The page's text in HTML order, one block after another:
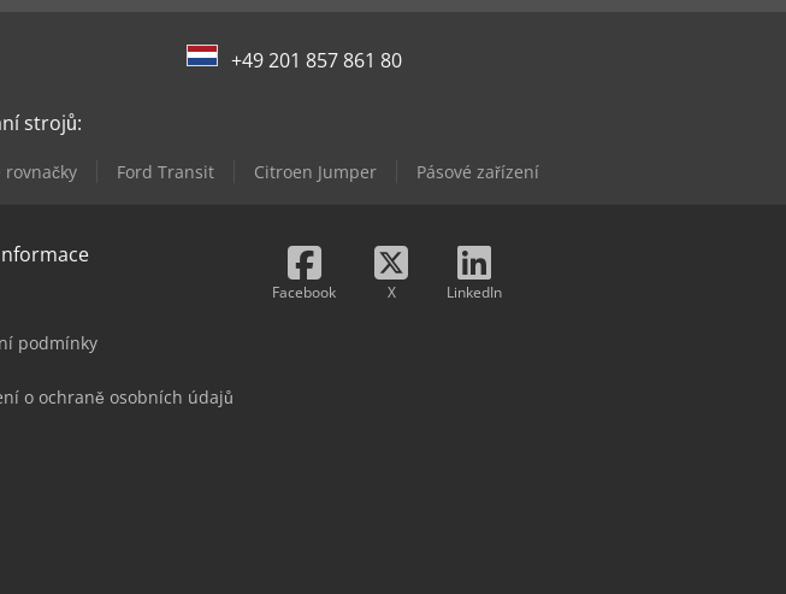
+49 201 857 861 80
strojů:
rovnačky Ford Transit Citroen Jumper Pásové zařízení
podmínky
o ochraně osobních údajů
Facebook X LinkedIn